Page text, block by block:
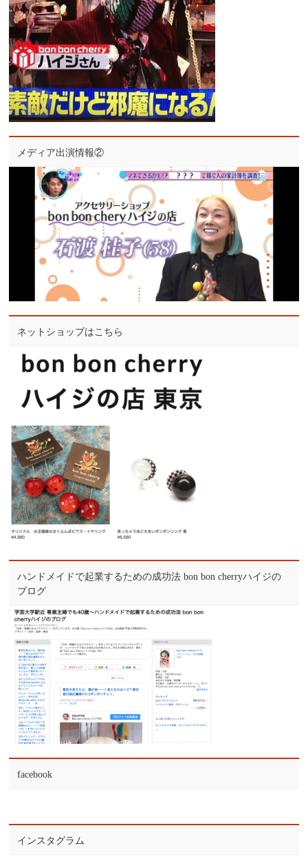
メディア出演情報②
ネットショップはこちら
ハンドメイドで起業するための成功法 bon bon cherryハイジの
ブログ
facebook
インスタグラム